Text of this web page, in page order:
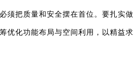
须把质量和安全摆在首位。要扎实做
优化功能布局与空间利用，以精益求